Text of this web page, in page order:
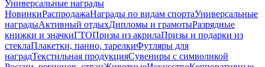
Универсальные награды
НовинкиРаспродажаНаграды по видам спортаУниверсальные
наградыАктивный отдыхДипломы и грамотыРазрядные
книжки и значкиГТОПризы из акрилаПризы и подарки из
стеклаПлакетки, панно, тарелкиФутляры для
наградТекстильная продукцияСувениры с символикой